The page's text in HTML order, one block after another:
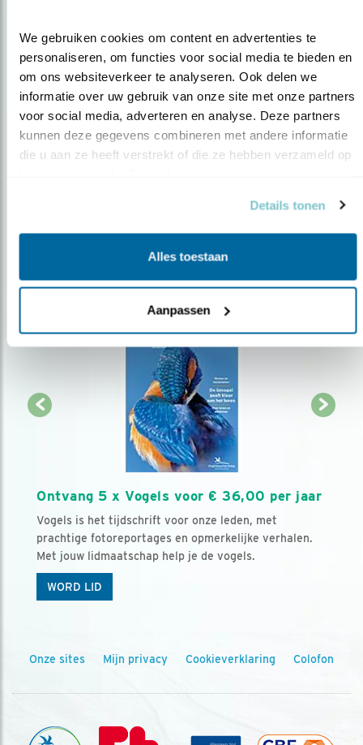
We gebruiken cookies om content en advertenties te
personaliseren, om functies voor social media te bieden en
om ons websiteverkeer te analyseren. Ook delen we
informatie over uw gebruik van onze site met onze partners
voor social media, adverteren en analyse. Deze partners
kunnen deze gegevens combineren met andere informatie
die u aan ze heeft verstrekt of die ze hebben verzameld op
Details tonen
Alles toestaan
Aanpassen
Op de hoogte blijven?
Meld je aan en ontvang nieuws, inspiratie, acties en tips
over vogels en activiteiten van Vogelbescherming.
Ontvang 5 x Vogels voor € 36,00 per jaar
Vogels is het tijdschrift voor onze leden, met
prachtige fotoreportages en opmerkelijke verhalen.
Met jouw lidmaatschap help je de vogels.
WORD LID
Onze sites Mijn privacy Cookieverklaring Colofon